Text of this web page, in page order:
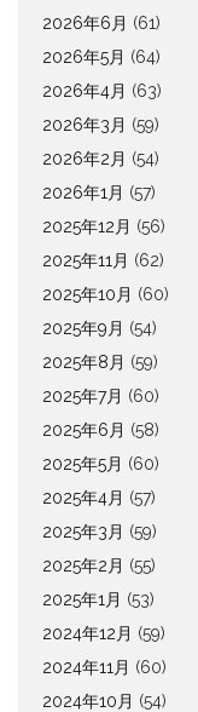
2026年6月 (61)
2026年5月 (64)
2026年4月 (63)
2026年3月 (59)
2026年2月 (54)
2026年1月 (57)
2025年12月 (56)
2025年11月 (62)
2025年10月 (60)
2025年9月 (54)
2025年8月 (59)
2025年7月 (60)
2025年6月 (58)
2025年5月 (60)
2025年4月 (57)
2025年3月 (59)
2025年2月 (55)
2025年1月 (53)
2024年12月 (59)
2024年11月 (60)
2024年10月 (54)